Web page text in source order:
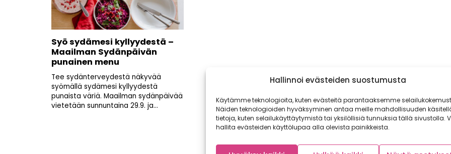
Hallinnoi evästeiden suostumusta
Käytämme teknologioita, kuten evästeitä parantaaksemme
Näiden teknologioiden hyväksyminen antaa meille mahdollisuuden
tietoja, kuten selailukäyttäytymistä tai yksilöllisiä tunnuksia tällä sivustolla.
hallita evästeiden käyttölupaa alla olevista painikkeista.
Syö sydämesi kyllyydestä –
Maailman Sydänpäivän
punainen menu
Tee sydänterveydestä näkyvää
syömällä sydämesi kyllyydestä
punaista väriä. Maailman sydänpäivää
vietetään sunnuntaina 29.9. ja...